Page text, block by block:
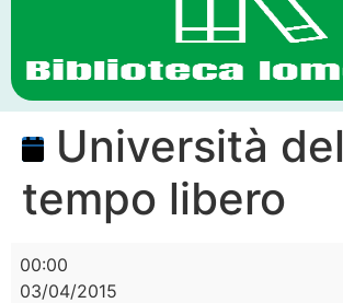
Università del
tempo libero
00:00
03/04/2015